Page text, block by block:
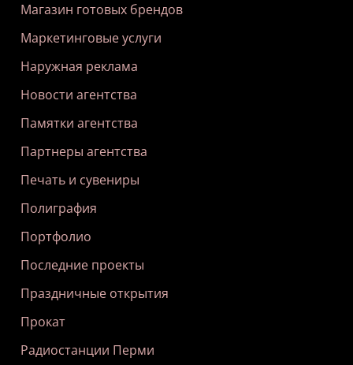
Магазин готовых брендов
Маркетинговые услуги
Наружная реклама
Новости агентства
Памятки агентства
Партнеры агентства
Печать и сувениры
Полиграфия
Портфолио
Последние проекты
Праздничные открытия
Прокат
Радиостанции Перми